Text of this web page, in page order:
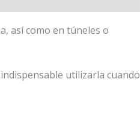
así como en túneles o
utilizarla cuando